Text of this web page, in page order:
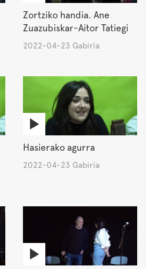
Zortziko handia. Ane
Zuazubiskar-Aitor Tatiegi
2022-04-23 Gabiria
Hasierako agurra
2022-04-23 Gabiria